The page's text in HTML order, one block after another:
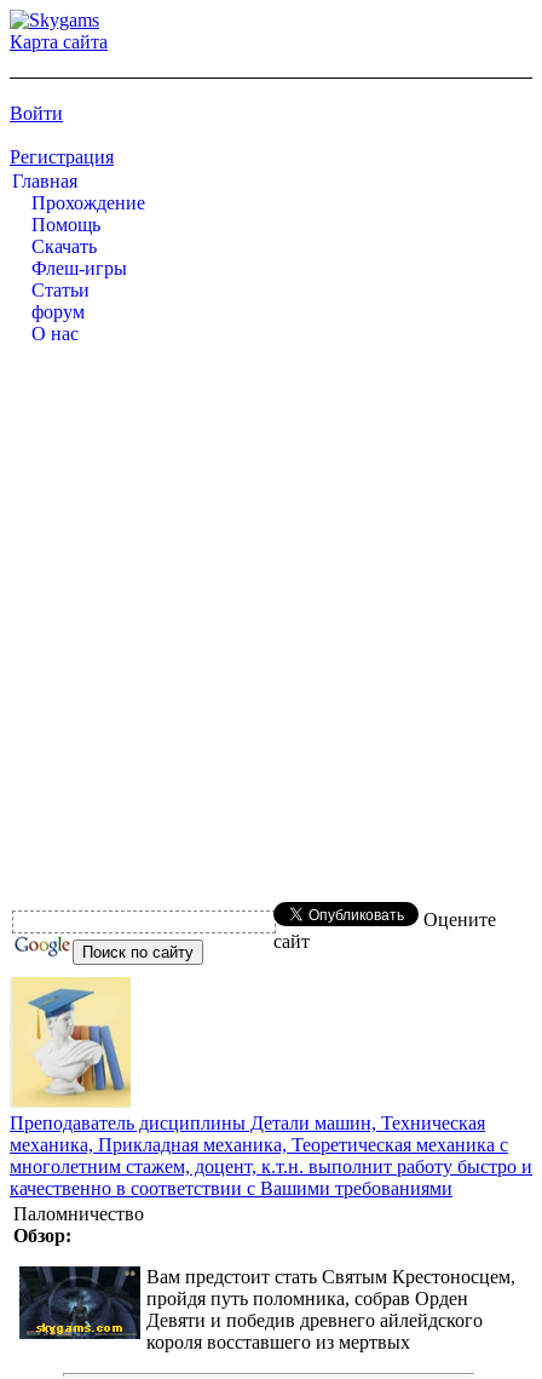
Карта сайта
Войти
Регистрация
Главная
Прохождение
Помощь
Cкачать
Флеш-игры
Статьи
форум
О нас
Оцените
сайт
Преподаватель дисциплины Детали машин, Техническая
механика, Прикладная механика, Теоретическая механика с
многолетним стажем, доцент, к.т.н. выполнит работу быстро и
качественно в соответствии с Вашими требованиями
Паломничество
Обзор:
Вам предстоит стать Святым Крестоносцем,
пройдя путь поломника, собрав Орден
Девяти и победив древнего айлейдского
короля восставшего из мертвых